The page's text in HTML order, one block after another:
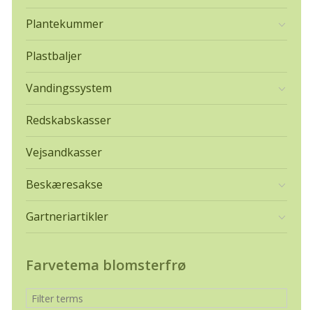
Plantekummer
Plastbaljer
Vandingssystem
Redskabskasser
Vejsandkasser
Beskæresakse
Gartneriartikler
Farvetema blomsterfrø